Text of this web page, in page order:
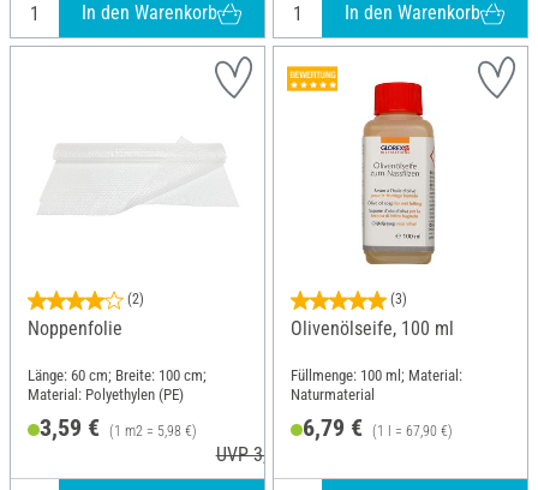
In den Warenkorb In den Warenkorb
(2)
Noppenfolie
Länge: 60 cm; Breite: 100 cm;
Material: Polyethylen (PE)
3,59 € (1 m2 = 5,98 €)
UVP 3,99 €
(3)
Olivenölseife, 100 ml
Füllmenge: 100 ml; Material:
Naturmaterial
6,79 € (1 l = 67,90 €)